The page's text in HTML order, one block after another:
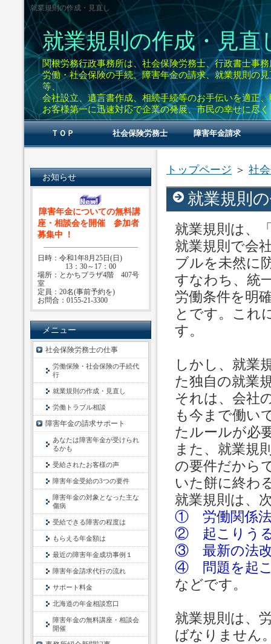
就業規則の作成・見直し
就業規則の作成・見直
関根労務行政事務所は、社会保険労務士、行政書士事
労働・社会保険の手続、障害年金の請求、就業規則の
等、
会社設立、遺言書作成、相続手続等のお手伝いを適正
お客様第一に迅速対応で企業の発展、市民の幸せに尽
トップページ ＞ 社
就業規則
就業規則は、
就業規則で会
ブルを未然に
すなわち、統
労働条件を明
とです。これ
す。
しかし、就業
た独自の就業
それは、会社
も今まで働い
たルールが必
また、就業規
の要件だから
いた餅に終わ
就業規則は、
① 労働関係法
② 起こりうる
③ 最新の法改
④ 問題を起こ
などです。
就業規則は、
ばなりません
お知らせ
障害年金についての無料講
座・相談会を開催 参加者
募集中
！
日時：令和1年8月25日(日)
13：30～17：00
場所：とかちプラザ4階 407号
室
定員：20名(事前予約を)
お問合：0155-21-3300
メニュー
社会保険労務士の仕事
労働保険・社会保険の手続代
行
就業規則の作成・見直し
労働トラブル相談
障害年金の請求サポート
あなたは障害年金が受けられ
るかも
受給されたお客様の声
障害年金受給の3つの要件
障害年金の対象となった主な
傷病
受給できる障害の程度は
もらえる年金額は
最近の障害年金成功事例１
障害年金請求代行の流れ
サポート料金
北海道の年金相談窓口
障害年金の無料講座・相談会
開催
ＴＯＰ 社会保険労務士 障害年金請求